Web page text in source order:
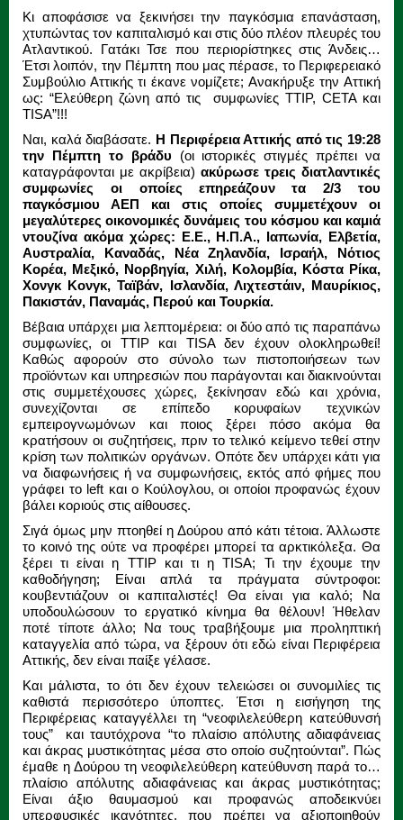
Κι αποφάσισε να ξεκινήσει την παγκόσμια επανάσταση,
χτυπώντας τον καπιταλισμό και στις δύο πλέον πλευρές του
Ατλαντικού. Γατάκι Τσε που περιορίστηκες στις Άνδεις…
Έτσι λοιπόν, την Πέμπτη που μας πέρασε, το Περιφερειακό
Συμβούλιο Αττικής τι έκανε νομίζετε; Ανακήρυξε την Αττική
ως: “Ελεύθερη ζώνη από τις συμφωνίες TTIP, CETA και
TISA”!!!
Ναι, καλά διαβάσατε. Η Περιφέρεια Αττικής από τις 19:28
την Πέμπτη το βράδυ (οι ιστορικές στιγμές πρέπει να
καταγράφονται με ακρίβεια) ακύρωσε τρεις διατλαντικές
συμφωνίες οι οποίες επηρεάζουν τα 2/3 του
παγκόσμιου ΑΕΠ και στις οποίες συμμετέχουν οι
μεγαλύτερες οικονομικές δυνάμεις του κόσμου και καμιά
ντουζίνα ακόμα χώρες: Ε.Ε., Η.Π.Α., Ιαπωνία, Ελβετία,
Αυστραλία, Καναδάς, Νέα Ζηλανδία, Ισραήλ, Νότιος
Κορέα, Μεξικό, Νορβηγία, Χιλή, Κολομβία, Κόστα Ρίκα,
Χονγκ Κονγκ, Ταϊβάν, Ισλανδία, Λιχτεστάιν, Μαυρίκιος,
Πακιστάν, Παναμάς, Περού και Τουρκία.
Βέβαια υπάρχει μια λεπτομέρεια: οι δύο από τις παραπάνω
συμφωνίες, οι TTIP και TISA δεν έχουν ολοκληρωθεί!
Καθώς αφορούν στο σύνολο των πιστοποιήσεων των
προϊόντων και υπηρεσιών που παράγονται και διακινούνται
στις συμμετέχουσες χώρες, ξεκίνησαν εδώ και χρόνια,
συνεχίζονται σε επίπεδο κορυφαίων τεχνικών
εμπειρογνωμόνων και ποιος ξέρει πόσο ακόμα θα
κρατήσουν οι συζητήσεις, πριν το τελικό κείμενο τεθεί στην
κρίση των πολιτικών οργάνων. Οπότε δεν υπάρχει κάτι για
να διαφωνήσεις ή να συμφωνήσεις, εκτός από φήμες που
γράφει το left και ο Κούλογλου, οι οποίοι προφανώς έχουν
βάλει κοριούς στις αίθουσες.
Σιγά όμως μην πτοηθεί η Δούρου από κάτι τέτοια. Άλλωστε
το κοινό της ούτε να προφέρει μπορεί τα αρκτικόλεξα. Θα
ξέρει τι είναι η ΤΤIP και τι η TISA; Τι την έχουμε την
καθοδήγηση; Είναι απλά τα πράγματα σύντροφοι:
κουβεντιάζουν οι καπιταλιστές! Θα είναι για καλό; Να
υποδουλώσουν το εργατικό κίνημα θα θέλουν! Ήθελαν
ποτέ τίποτε άλλο; Να τους τραβήξουμε μια προληπτική
καταγγελία από τώρα, να ξέρουν ότι εδώ είναι Περιφέρεια
Αττικής, δεν είναι παίξε γέλασε.
Και μάλιστα, το ότι δεν έχουν τελειώσει οι συνομιλίες τις
καθιστά περισσότερο ύποπτες. Έτσι η εισήγηση της
Περιφέρειας καταγγέλλει τη “νεοφιλελεύθερη κατεύθυνσή
τους” και ταυτόχρονα “το πλαίσιο απόλυτης αδιαφάνειας
και άκρας μυστικότητας μέσα στο οποίο συζητούνται”. Πώς
έμαθε η Δούρου τη νεοφιλελεύθερη κατεύθυνση παρά το…
πλαίσιο απόλυτης αδιαφάνειας και άκρας μυστικότητας;
Είναι άξιο θαυμασμού και προφανώς αποδεικνύει
υπερφυσικές ικανότητες, που πρέπει να αξιοποιηθούν